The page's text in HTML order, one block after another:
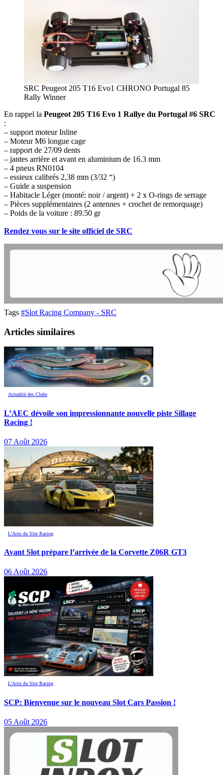
SRC Peugeot 205 T16 Evo1 CHRONO Portugal 85
Rally Winner
En rappel la Peugeot 205 T16 Evo 1 Rallye du Portugal #6 SRC
:
– support moteur Inline
– Moteur M6 longue cage
– rapport de 27/09 dents
– jantes arrière et avant en aluminium de 16.3 mm
– 4 pneus RN0104
– essieux calibrés 2,38 mm (3/32 “)
– Guide a suspension
– Habitacle Léger (monté: noir / argent) + 2 x O-rings de serrage
– Pièces supplémentaires (2 antennes + crochet de remorquage)
– Poids de la voiture : 89.50 gr
Rendez vous sur le site officiel de SRC
Tags #Slot Racing Company - SRC
Articles similaires
Actualité des Clubs
L’AEC dévoile son impressionnante nouvelle piste Sillage
Racing !
07 Août 2026
L’Actu du Slot Racing
Avant Slot prépare l’arrivée de la Corvette Z06R GT3
06 Août 2026
L’Actu du Slot Racing
SCP: Bienvenue sur le nouveau Slot Cars Passion !
05 Août 2026